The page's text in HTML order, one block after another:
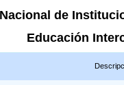
de
Educación